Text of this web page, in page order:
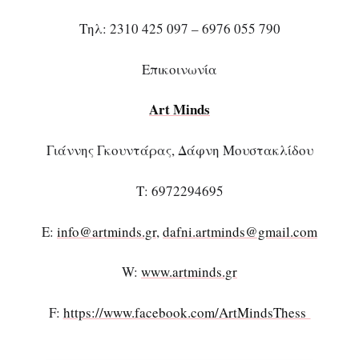
Τηλ: 2310 425 097 – 6976 055 790
Επικοινωνία
ArtMinds
Γιάννης Γκουντάρας, Δάφνη Μουστακλίδου
Τ: 6972294695
E: info@artminds.gr, dafni.artminds@gmail.com
W: www.artminds.gr
F: https://www.facebook.com/ArtMindsThess